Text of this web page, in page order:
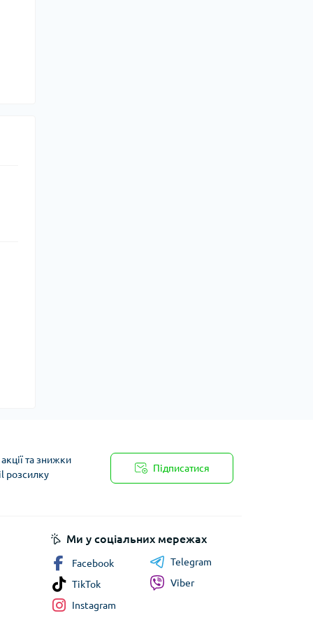
та знижки
розсилку
Підписатися
Ми у соціальних мережах
Facebook
TikTok
Instagram
Telegram
Viber